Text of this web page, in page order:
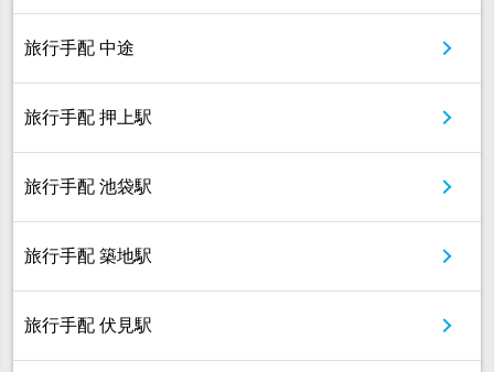
旅行手配 中途
旅行手配 押上駅
旅行手配 池袋駅
旅行手配 築地駅
旅行手配 伏見駅